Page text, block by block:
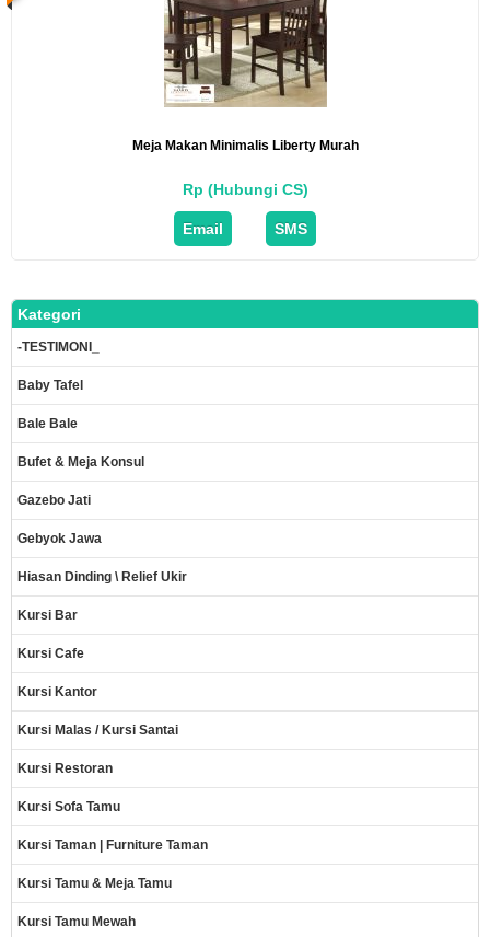
Meja Makan Minimalis Liberty Murah
Rp (Hubungi CS)
Email SMS
Kategori
-TESTIMONI_
Baby Tafel
Bale Bale
Bufet & Meja Konsul
Gazebo Jati
Gebyok Jawa
Hiasan Dinding \ Relief Ukir
Kursi Bar
Kursi Cafe
Kursi Kantor
Kursi Malas / Kursi Santai
Kursi Restoran
Kursi Sofa Tamu
Kursi Taman | Furniture Taman
Kursi Tamu & Meja Tamu
Kursi Tamu Mewah